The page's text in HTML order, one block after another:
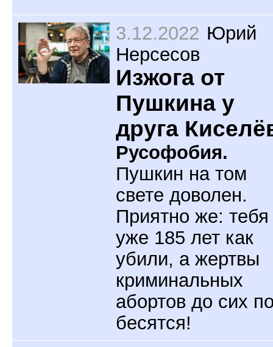
3.12.2022 Юрий
Нерсесов
Изжога от
Пушкина у
друга
Русофобия.
Пушкин на том
свете доволен.
Приятно же: тебя
уже 185 лет как
убили, а жертвы
криминальных
абортов до сих
бесятся!